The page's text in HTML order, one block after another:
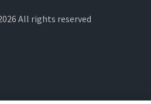
All rights reserved